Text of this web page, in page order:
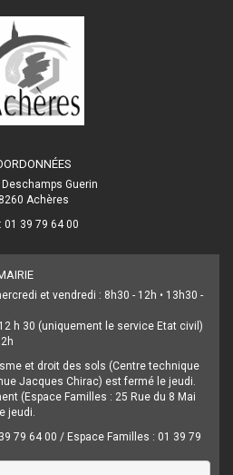
Deschamps Guerin
Achères
01 39 79 64 00
et vendredi : 8h30 - 12h • 13h30 -
h 30 (uniquement le service Etat civil)
et droit des sols (Centre technique
Jacques Chirac) est fermé le jeudi.
(Espace Familles : 25 Rue du 8 Mai
jeudi.
79 64 00 / Espace Familles : 01 39 79